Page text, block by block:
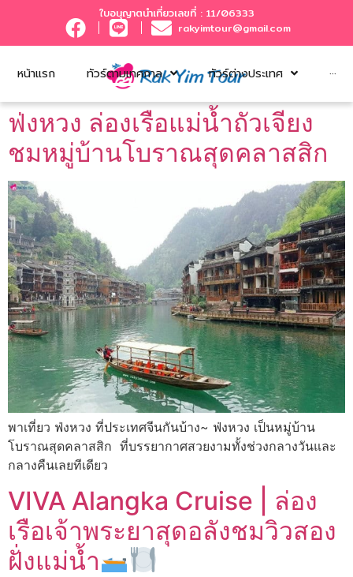
ใบอนุญาตนำเที่ยวเลขที่ : 11/06333
rakyimtour@gmail.com
หน้าแรก ทัวร์ตามเทศกาล ทัวร์ต่างประเทศ ···
ฟ่งหวง ล่องเรือแม่น้ำถัวเจียง
ชมหมู่บ้านโบราณสุดคลาสสิก
พาเที่ยว ฟ่งหวง ที่ประเทศจีนกันบ้าง~ ฟ่งหวง เป็นหมู่บ้าน
โบราณสุดคลาสสิก ที่บรรยากาศสวยงามทั้งช่วงกลางวันและ
กลางคืนเลยทีเดียว
VIVA Alangka Cruise | ล่อง
เรือเจ้าพระยาสุดอลังชมวิวสอง
ฝั่งแม่น้ำ